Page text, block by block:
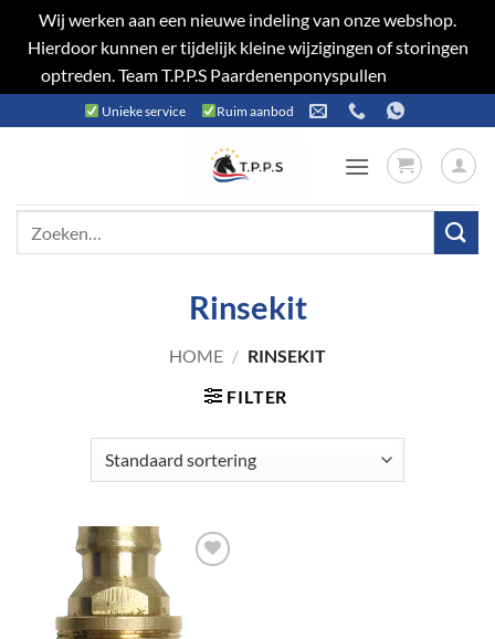
Wij werken aan een nieuwe indeling van onze webshop.
Hierdoor kunnen er tijdelijk kleine wijzigingen of storingen
optreden. Team T.P.P.S Paardenenponyspullen
naar
Unieke service Ruim aanbod
Rinsekit
HOME / RINSEKIT
FILTER
verlanglijst